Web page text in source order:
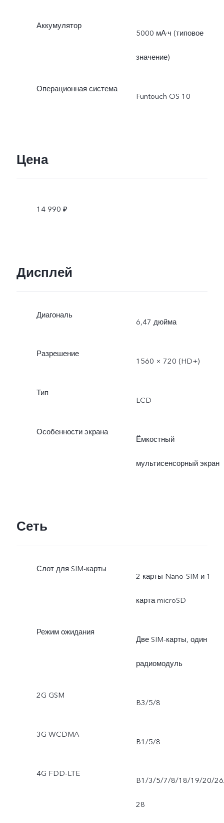
Аккумулятор
5000 мА·ч (типовое
значение)
Операционная система
Funtouch OS 10
Цена
14 990 ₽
Дисплей
Диагональ
6,47 дюйма
Разрешение
1560 × 720 (HD+)
Тип
LCD
Особенности экрана
Ёмкостный
мультисенсорный экран
Сеть
Слот для SIM-карты
2 карты Nano-SIM и 1
карта microSD
Режим ожидания
Две SIM-карты, один
радиомодуль
2G GSM
B3/5/8
3G WCDMA
B1/5/8
4G FDD-LTE
B1/3/5/7/8/18/19/20/
28